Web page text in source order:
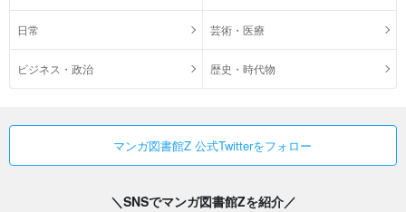
日常 芸術・医療
ビジネス・政治 歴史・時代物
マンガ図書館Z 公式Twitterをフォロー
＼SNSでマンガ図書館Zを紹介／